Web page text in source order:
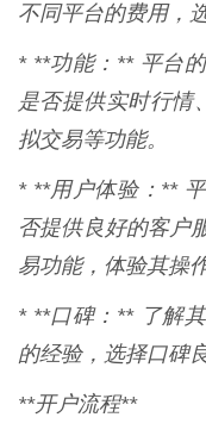
不同平台的费用，
* **功能：** 平台
是否提供实时行情
拟交易等功能。
* **用户体验：**
否提供良好的客户
易功能，体验其操
* **口碑：** 了解
的经验，选择口碑
**开户流程**